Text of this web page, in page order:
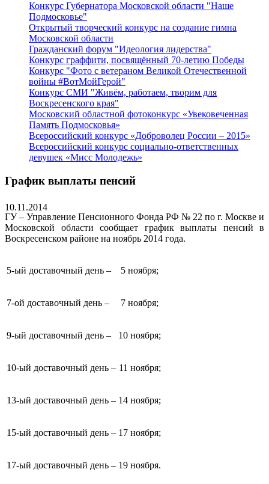
Конкурс Губернатора Московской области "Наше
Подмосковье"
Открытый творческий конкурс на создание гимна
Московской области
Гражданский форум "Идеология лидерства"
Конкурс граффити, посвящённый 70-летию Победы
Конкурс "Фото с ветераном Великой Отечественной
войны #ВотМойГерой"
Конкурс СМИ "Живём, работаем, творим для
Воскресенского края"
Московский областной фотоконкурс «Увековеченная
Память Подмосковья»
Всероссийский конкурс «Доброволец России – 2015»
Всероссийский конкурс социально-ответственных
девушек «Мисс Молодежь»
График выплаты пенсий
10.11.2014
ГУ – Управление Пенсионного Фонда РФ № 22 по г. Москве и
Московской области сообщает график выплаты пенсий в
Воскресенском районе на ноябрь 2014 года.
5-ый доставочный день – 5 ноября;
7-ой доставочный день – 7 ноября;
9-ый доставочный день – 10 ноября;
10-ый доставочный день – 11 ноября;
13-ый доставочный день – 14 ноября;
15-ый доставочный день – 17 ноября;
17-ый доставочный день – 19 ноября.